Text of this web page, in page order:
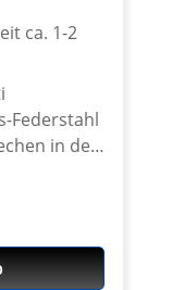
ca. 1-2
Federstahl
Wir
Federn
die
Passend